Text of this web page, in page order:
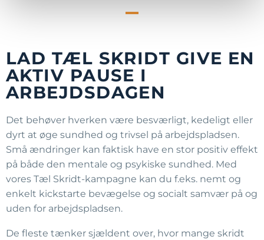
LAD TÆL SKRIDT GIVE EN
AKTIV PAUSE I
ARBEJDSDAGEN
Det behøver hverken være besværligt, kedeligt eller
dyrt at øge sundhed og trivsel på arbejdspladsen.
Små ændringer kan faktisk have en stor positiv effekt
på både den mentale og psykiske sundhed. Med
vores Tæl Skridt-kampagne kan du f.eks. nemt og
enkelt kickstarte bevægelse og socialt samvær på og
uden for arbejdspladsen.
De fleste tænker sjældent over, hvor mange skridt